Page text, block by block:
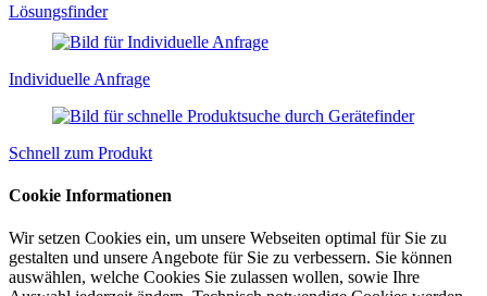
Lösungsfinder
Individuelle Anfrage
Schnell zum Produkt
Cookie Informationen
Wir setzen Cookies ein, um unsere Webseiten optimal für Sie zu
gestalten und unsere Angebote für Sie zu verbessern. Sie können
auswählen, welche Cookies Sie zulassen wollen, sowie Ihre